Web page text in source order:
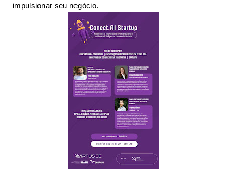
impulsionar seu negócio.